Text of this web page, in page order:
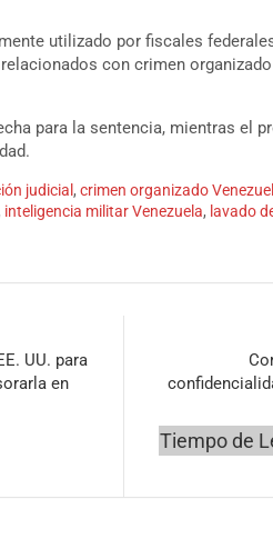
utilizado por fiscales
con crimen
para la sentencia, mientras el
judicial , crimen organizado
inteligencia militar Venezuela, lavado
UU. para
en